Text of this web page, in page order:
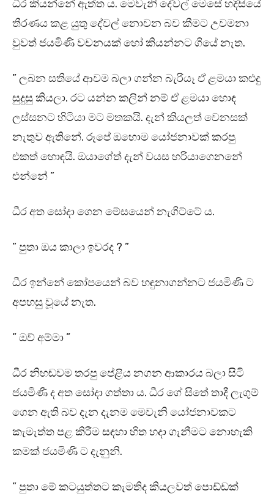
ධීර කියන්නේ ඇත්ත ය. මෙවැනි දේවල් මෙසේ හදිසියේ
තීරණය කළ යුතු දේවල් නොවන බව කීමට උවමනා
වුවත් ජයමිණි වචනයක් හෝ කියන්නට ගියේ නැත.
” ලබන සතියේ ආවම බලා ගන්න බැරියෑ ඒ ළමයා කළුදු
සුදුසු කියලා. රට යන්න කලින් නම් ඒ ළමයා හොඳ
ලස්සනට හිටියා මට මතකයි. දැන් කියලත් වෙනසක්
නැතුව ඇතිනේ. රූපේ ඔහොම යෝජනාවක් කරපු
එකත් හොඳයි. ඔයාගේත් දැන් වයස හරියාගෙනනේ
එන්නේ ”
ධීර අත සෝදා ගෙන මේසයෙන් නැගිට්ටේ ය.
” පුතා ඔය කාලා ඉවරද ? ”
ධීර ඉන්නේ කෝපයෙන් බව හඳුනාගන්නට ජයමිණි ට
අපහසු වූයේ නැත.
” ඔව් අම්මා ”
ධීර නිහඬවම තරපු පේළිය නගන ආකාරය බලා සිටි
ජයමිණී ද අත සෝදා ගත්තා ය. ධීර ගේ සිතේ තාදී ලැගුම්
ගෙන ඇති බව දැන දැනම මෙවැනි යෝජනාවකට
කැමැත්ත පළ කිරීම සඳහා හිත හදා ගැනීමට නොහැකි
කමක් ජයමිණි ට දැනුනි.
” පුතා මේ කටයුත්තට කැමතිද කියලවත් පොඩ්ඩක්